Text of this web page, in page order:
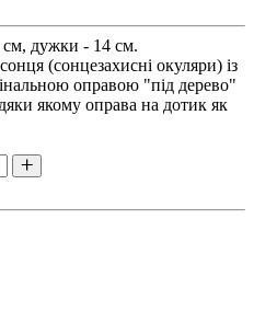
дужки - 14 см.
(сонцезахисні окуляри) із
оправою "під дерево"
якому оправа на дотик як